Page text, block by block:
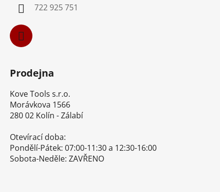
722 925 751
Prodejna
Kove Tools s.r.o.
Morávkova 1566
280 02 Kolín - Zálabí
Otevírací doba:
Pondělí-Pátek: 07:00-11:30 a 12:30-16:00
Sobota-Neděle: ZAVŘENO